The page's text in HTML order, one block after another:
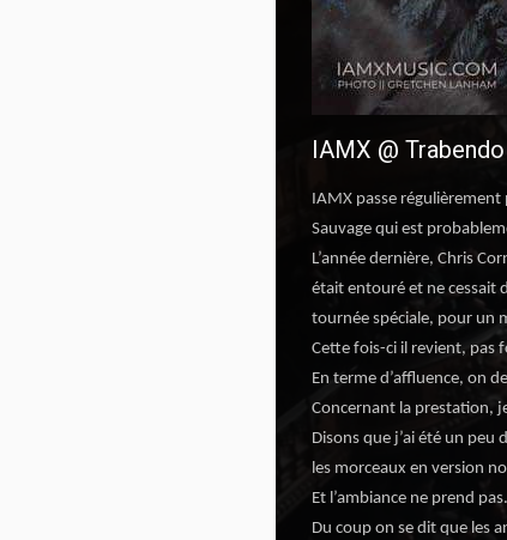
IAMX @
IAMX passe
Sauvage qui est
L’année dernière, Chris
était entouré et ne cessait
tournée spéciale, pour un
Cette fois-ci il revient, pas
En terme d’affluence, on
Concernant la prestation,
Disons que j’ai été un
les morceaux en version
Et l’ambiance ne prend
Du coup on se dit que les